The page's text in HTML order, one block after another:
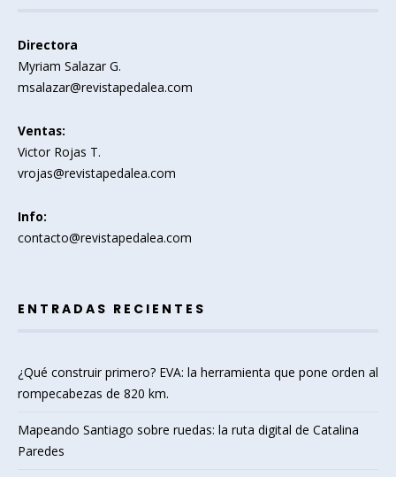
Directora
Myriam Salazar G.
msalazar@revistapedalea.com
Ventas:
Victor Rojas T.
vrojas@revistapedalea.com
Info:
contacto@revistapedalea.com
ENTRADAS RECIENTES
¿Qué construir primero? EVA: la herramienta que pone orden al
rompecabezas de 820 km.
Mapeando Santiago sobre ruedas: la ruta digital de Catalina
Paredes